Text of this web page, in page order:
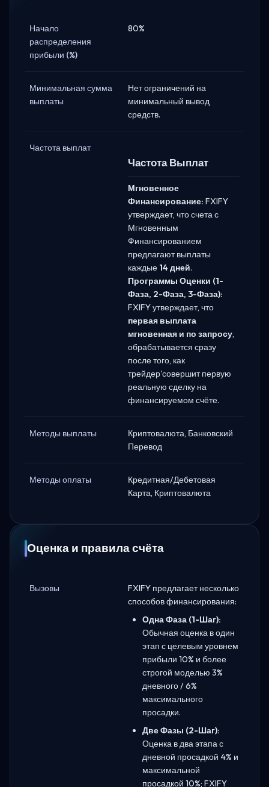
Начало
распределения
прибыли (%)
80%
Минимальная сумма
выплаты
Нет ограничений на
минимальный вывод
средств.
Частота выплат
Частота Выплат
Мгновенное
Финансирование: FXIFY
утверждает, что счета с
Мгновенным
Финансированием
предлагают выплаты
каждые 14 дней.
Программы Оценки (1-
Фаза, 2-Фаза, 3-Фаза):
FXIFY утверждает, что
первая выплата
мгновенная и по запросу,
обрабатывается сразу
после того, как
трейдер'совершит первую
реальную сделку на
финансируемом счёте.
Методы выплаты
Криптовалюта, Банковский
Перевод
Методы оплаты
Кредитная/Дебетовая
Карта, Криптовалюта
Оценка и правила счёта
Вызовы
FXIFY предлагает несколько
способов финансирования:
Одна Фаза (1-Шаг):
Обычная оценка в один
этап с целевым уровнем
прибыли 10% и более
строгой моделью 3%
дневного / 6%
максимального
просадки.
Две Фазы (2-Шаг):
Оценка в два этапа с
дневной просадкой 4% и
максимальной
просадкой 10%; FXIFY